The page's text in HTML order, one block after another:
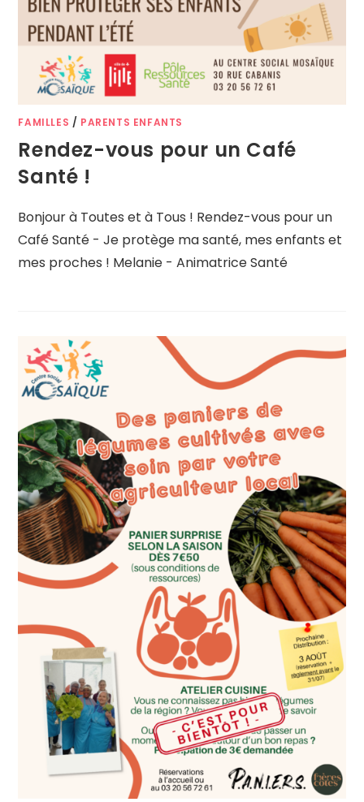
FAMILLES / PARENTS ENFANTS
Rendez-vous pour un Café
Santé !
Bonjour à Toutes et à Tous ! Rendez-vous pour un
Café Santé - Je protège ma santé, mes enfants et
mes proches ! Melanie - Animatrice Santé